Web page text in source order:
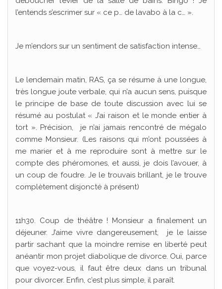
l’entends s’escrimer sur « ce p… de lavabo à la c… ».
Je m’endors sur un sentiment de satisfaction intense…
Le lendemain matin, RAS, ça se résume à une longue,
très longue joute verbale, qui n’a aucun sens, puisque
le principe de base de toute discussion avec lui se
résumé au postulat « J’ai raison et le monde entier à
tort ». Précision, je n’ai jamais rencontré de mégalo
comme Monsieur. (Les raisons qui m’ont poussées à
me marier et à me reproduire sont à mettre sur le
compte des phéromones, et aussi, je dois l’avouer, à
un coup de foudre. Je le trouvais brillant, je le trouve
complètement disjoncté à présent)
11h30. Coup de théâtre ! Monsieur a finalement un
déjeuner. J’aime vivre dangereusement, je le laisse
partir sachant que la moindre remise en liberté peut
anéantir mon projet diabolique de divorce. Oui, parce
que voyez-vous, il faut être deux dans un tribunal
pour divorcer. Enfin, c’est plus simple, il paraît.